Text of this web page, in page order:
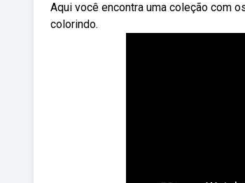
Aqui você encontra uma coleção com
colorindo.